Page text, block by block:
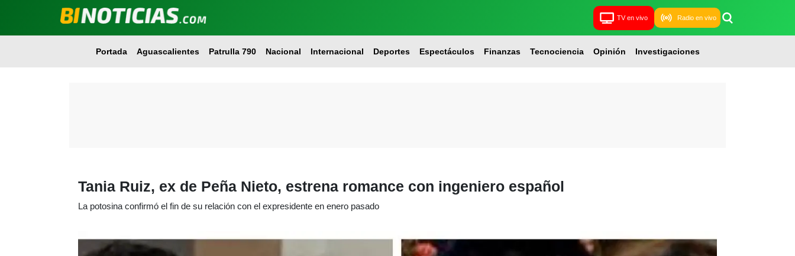
TV en vivo Radio en vivo
Portada Aguascalientes Patrulla 790 Nacional Internacional Deportes Espectáculos Finanzas Tecnociencia Opinión Investigaciones
Tania Ruiz, ex de Peña Nieto, estrena romance con ingeniero español
La potosina confirmó el fin de su relación con el expresidente en enero pasado